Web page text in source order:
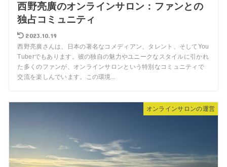
西野亮廣のオンラインサロン：ファンとの
独占コミュニティ
2023.10.19
西野亮廣さんは、日本の著名なコメディアン、タレント、そしてYou
Tuberでもあります。彼の独自の魅力やユニークなスタイルに引かれ
た多くのファンが、オンラインサロンという特別なコミュニティで
交流を楽しんでいます。この環境...
オンラインサロンの運営